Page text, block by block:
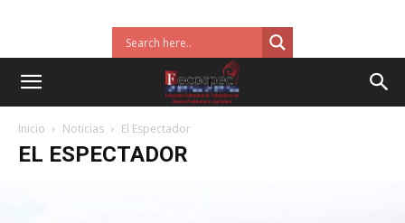
Inicio Noticias El Espectador
EL ESPECTADOR